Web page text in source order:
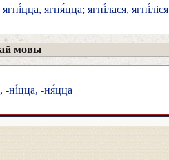
ягні́цца, ягня́цца; ягні́лася, ягні́ліся
мовы
, -ні́цца, -ня́цца